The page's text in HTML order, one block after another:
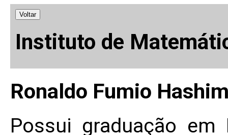
Voltar
Instituto de
Ronaldo Fumio
Possui graduação em